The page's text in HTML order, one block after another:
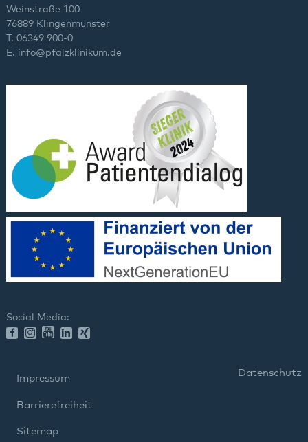
Weinstraße 100
76889 Klingenmünster
T. 06349 900-0
E. info@pfalzklinikum.de
Social Media:
Impressum
Datenschutz
Barrierefreiheit
Sitemap